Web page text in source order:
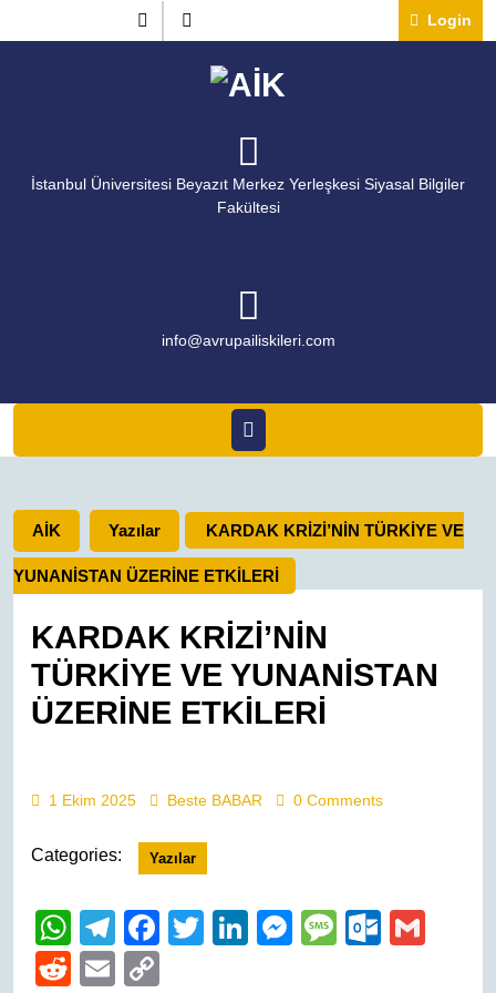
to
Instagram Login
İstanbul Üniversitesi Beyazıt Merkez Yerleşkesi Siyasal Bilgiler
Fakültesi
info@avrupailiskileri.com
AİK Yazılar KARDAK KRİZİ’NİN TÜRKİYE VE
YUNANİSTAN ÜZERİNE ETKİLERİ
KARDAK KRİZİ’NİN
TÜRKİYE VE YUNANİSTAN
ÜZERİNE ETKİLERİ
1 Ekim 2025
2025
Beste BABAR Beste0 Comments
Categories: Yazılar
W
h
T
el
F
T
Li
M
M
O
R
E